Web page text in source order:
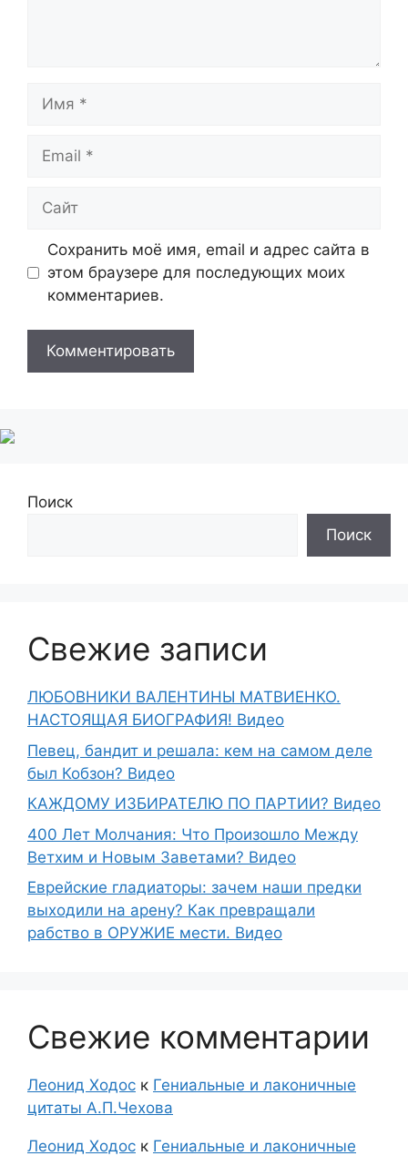
Сохранить моё имя, email и адрес сайта в
этом браузере для последующих моих
комментариев.
Поиск
Поиск
Свежие записи
ЛЮБОВНИКИ ВАЛЕНТИНЫ МАТВИЕНКО.
НАСТОЯЩАЯ БИОГРАФИЯ! Видео
Певец, бандит и решала: кем на самом деле
был Кобзон? Видео
КАЖДОМУ ИЗБИРАТЕЛЮ ПО ПАРТИИ? Видео
400 Лет Молчания: Что Произошло Между
Ветхим и Новым Заветами? Видео
Еврейские гладиаторы: зачем наши предки
выходили на арену? Как превращали
рабство в ОРУЖИЕ мести. Видео
Свежие комментарии
Леонид Ходос к Гениальные и лаконичные
цитаты А.П.Чехова
Леонид Ходос к Гениальные и лаконичные